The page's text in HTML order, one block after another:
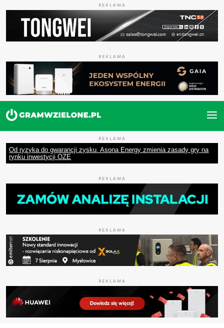
REKLAMA
REKLAMA
REKLAMA
Od ryzyka do gwarancji zysku. Asona Energy zmienia zasady gry na
rynku inwestycji OZE
REKLAMA
REKLAMA
REKLAMA